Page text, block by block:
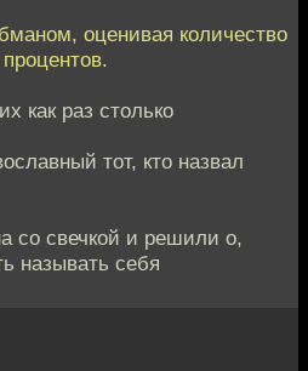
оценивая количество
как раз столько
тот, кто назвал
со свечкой и решили о,
называть себя